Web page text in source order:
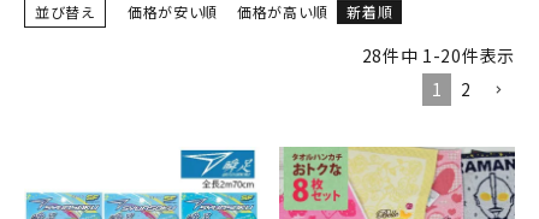
並び替え 価格が安い順 価格が高い順 新着順
28件中 1-20件表示
1
2